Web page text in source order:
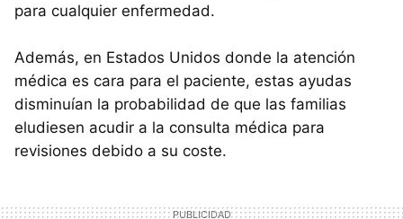
para cualquier enfermedad.
Además, en Estados Unidos donde la atención
médica es cara para el paciente, estas ayudas
disminuían la probabilidad de que las familias
eludiesen acudir a la consulta médica para
revisiones debido a su coste.